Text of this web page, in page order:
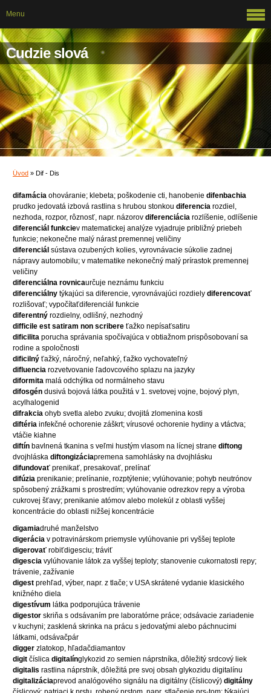
Cudzie slová
Úvod » Dif - Dis
difamácia ohováranie; klebeta; poškodenie cti, hanobenie difenbachia
prudko jedovatá izbová rastlina s hrubou stonkou diferencia rozdiel,
nezhoda, rozpor, rôznosť, napr. názorov diferenciácia rozlíšenie, odlíšenie
diferenciál funkciev matematickej analýze vyjadruje približný priebeh
funkcie; nekonečne malý nárast premennej veličiny
diferenciál sústava ozubených kolies, vyrovnávacie súkolie zadnej
nápravy automobilu; v matematike nekonečný malý prírastok premennej
veličiny
diferenciálna rovnicaurčuje neznámu funkciu
diferenciálny týkajúci sa diferencie, vyrovnávajúci rozdiely diferencovať
rozlišovať; vypočítaťdiferenciál funkcie
diferentný rozdielny, odlišný, nezhodný
difficile est satiram non scribere ťažko nepísaťsatiru
dificilita porucha správania spočívajúca v obtiažnom prispôsobovaní sa
rodine a spoločnosti
dificilný ťažký, náročný, neľahký, ťažko vychovateľný
difluencia rozvetvovanie ľadovcového splazu na jazyky
diformita malá odchýlka od normálneho stavu
difosgén dusivá bojová látka použitá v 1. svetovej vojne, bojový plyn,
acylhalogenid
difrakcia ohyb svetla alebo zvuku; dvojitá zlomenina kosti
diftéria infekčné ochorenie záškrt; vírusové ochorenie hydiny a vtáctva;
vtáčie kiahne
diftín bavlnená tkanina s veľmi hustým vlasom na lícnej strane diftong
dvojhláska diftongizáciapremena samohlásky na dvojhlásku
difundovať prenikať, presakovať, prelínať
difúzia prenikanie; prelínanie, rozptýlenie; vylúhovanie; pohyb neutrónov
spôsobený zrážkami s prostredím; vylúhovanie odrezkov repy a výroba
cukrovej šťavy; prenikanie atómov alebo molekúl z oblasti vyššej
koncentrácie do oblasti nižšej koncentrácie
digamiadruhé manželstvo
digerácia v potravinárskom priemysle vylúhovanie pri vyššej teplote
digerovať robiťdigesciu; tráviť
digescia vylúhovanie látok za vyššej teploty; stanovenie cukornatosti repy;
trávenie, zažívanie
digest prehľad, výber, napr. z tlače; v USA skrátené vydanie klasického
knižného diela
digestívum látka podporujúca trávenie
digestor skriňa s odsávaním pre laboratórne práce; odsávacie zariadenie
v kuchyni; zasklená skrinka na prácu s jedovatými alebo páchnucimi
látkami, odsávačpár
digger zlatokop, hľadačdiamantov
digit číslica digitalínglykozid zo semien náprstníka, dôležitý srdcový liek
digitalis rastlina náprstník, dôležitá pre svoj obsah glykozidu digitalínu
digitalizáciaprevod analógového signálu na digitálny (číslicový) digitálny
Menu